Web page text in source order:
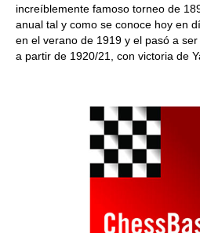
increíblemente famoso torneo de
anual tal y como se conoce hoy en
en el verano de 1919 y el pasó a
a partir de 1920/21, con victoria de